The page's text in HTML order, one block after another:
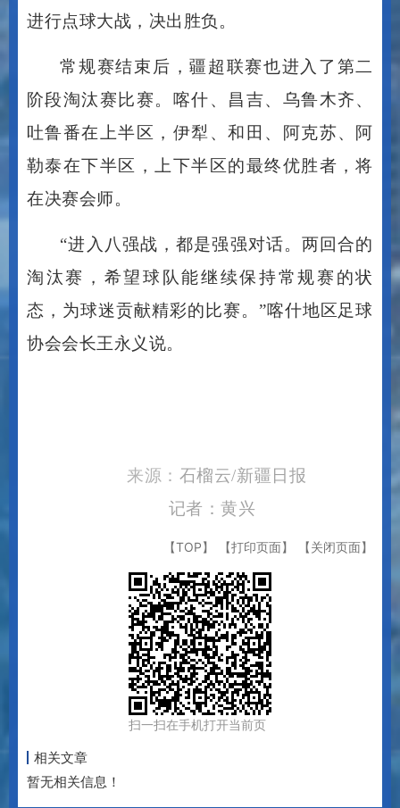
进行点球大战，决出胜负。
常规赛结束后，疆超联赛也进入了第二
阶段淘汰赛比赛。喀什、昌吉、乌鲁木齐、
吐鲁番在上半区，伊犁、和田、阿克苏、阿
勒泰在下半区，上下半区的最终优胜者，将
在决赛会师。
“进入八强战，都是强强对话。两回合的
淘汰赛，希望球队能继续保持常规赛的状
态，为球迷贡献精彩的比赛。”喀什地区足球
协会会长王永义说。
来源： 石榴云/新疆日报
记者：黄兴
【TOP】 【打印页面】 【关闭页面】
扫一扫在手机打开当前页
相关文章
暂无相关信息！